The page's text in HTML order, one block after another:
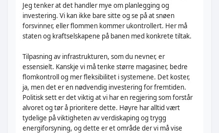
Jeg tenker at det handler mye om planlegging og
investering. Vi kan ikke bare sitte og se på at snøen
forsvinner, eller flommen kommer ukontrollert. Her må
staten og kraftselskapene på banen med konkrete tiltak.
Tilpasning av infrastrukturen, som du nevner, er
essensielt. Kanskje vi må tenke større magasiner, bedre
flomkontroll og mer fleksibilitet i systemene. Det koster,
ja, men det er en nødvendig investering for fremtiden.
Politisk sett er det viktig at vi har en regjering som forstår
alvoret og tør å prioritere dette. Høyre har alltid vært
tydelige på viktigheten av verdiskaping og trygg
energiforsyning, og dette er et område der vi må vise